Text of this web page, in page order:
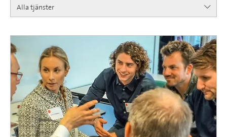
Alla tjänster